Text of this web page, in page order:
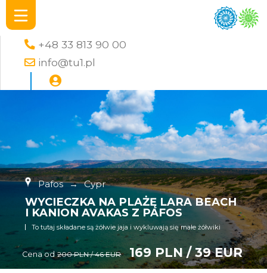
+48 33 813 90 00
info@tu1.pl
Pafos → Cypr
WYCIECZKA NA PLAŻĘ LARA BEACH
I KANION AVAKAS Z PAFOS
To tutaj składane są żółwie jaja i wykluwają się małe żółwiki
Cena od 200 PLN / 46 EUR 169 PLN / 39 EUR